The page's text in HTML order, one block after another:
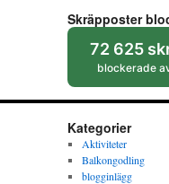
Skräpposter
72 625
blockerade
Kategorier
Aktiviteter
Balkongodling
blogginlägg